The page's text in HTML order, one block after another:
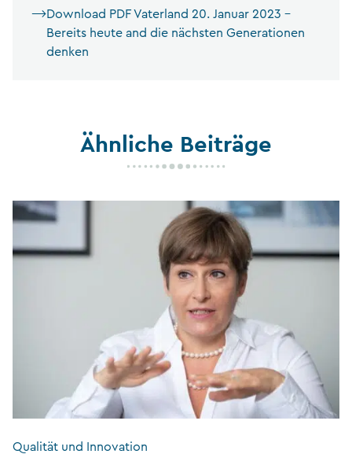
Download PDF Vaterland 20. Januar 2023 –
Bereits heute and die nächsten Generationen
denken
Ähnliche Beiträge
Qualität und Innovation